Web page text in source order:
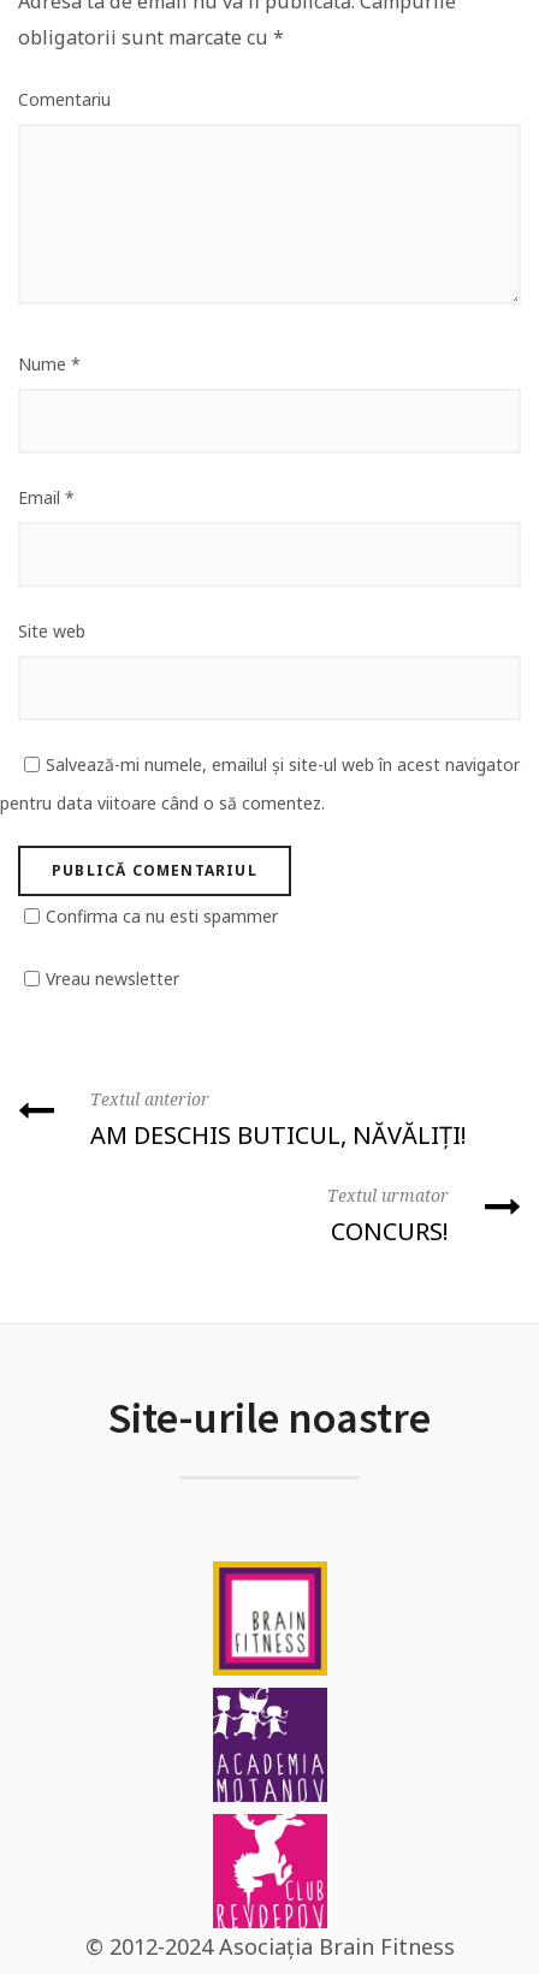
obligatorii sunt marcate cu *
Comentariu
Nume *
Email *
Site web
Salvează-mi numele, emailul și site-ul web în acest navigator
pentru data viitoare când o să comentez.
Confirma ca nu esti spammer
Vreau newsletter
Textul anterior
AM DESCHIS BUTICUL, NĂVĂLIȚI!
Textul urmator
CONCURS!
Site-urile noastre
© 2012-2024 Asociația Brain Fitness